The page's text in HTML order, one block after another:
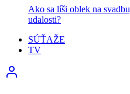
Ako sa líši oblek na
udalosti?
SÚŤAŽE
TV